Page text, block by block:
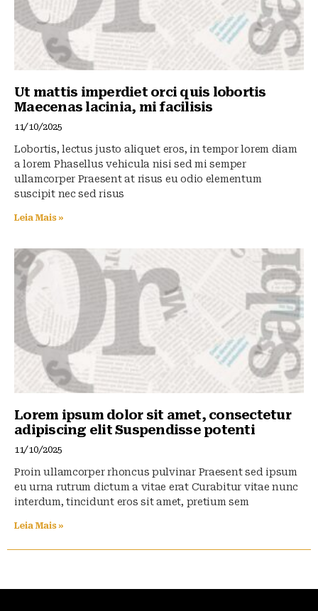
Ut mattis imperdiet orci quis lobortis
Maecenas lacinia, mi facilisis
11/10/2025
Lobortis, lectus justo aliquet eros, in tempor lorem diam
a lorem Phasellus vehicula nisi sed mi semper
ullamcorper Praesent at risus eu odio elementum
suscipit nec sed risus
Leia Mais »
Lorem ipsum dolor sit amet, consectetur
adipiscing elit Suspendisse potenti
11/10/2025
Proin ullamcorper rhoncus pulvinar Praesent sed ipsum
eu urna rutrum dictum a vitae erat Curabitur vitae nunc
interdum, tincidunt eros sit amet, pretium sem
Leia Mais »